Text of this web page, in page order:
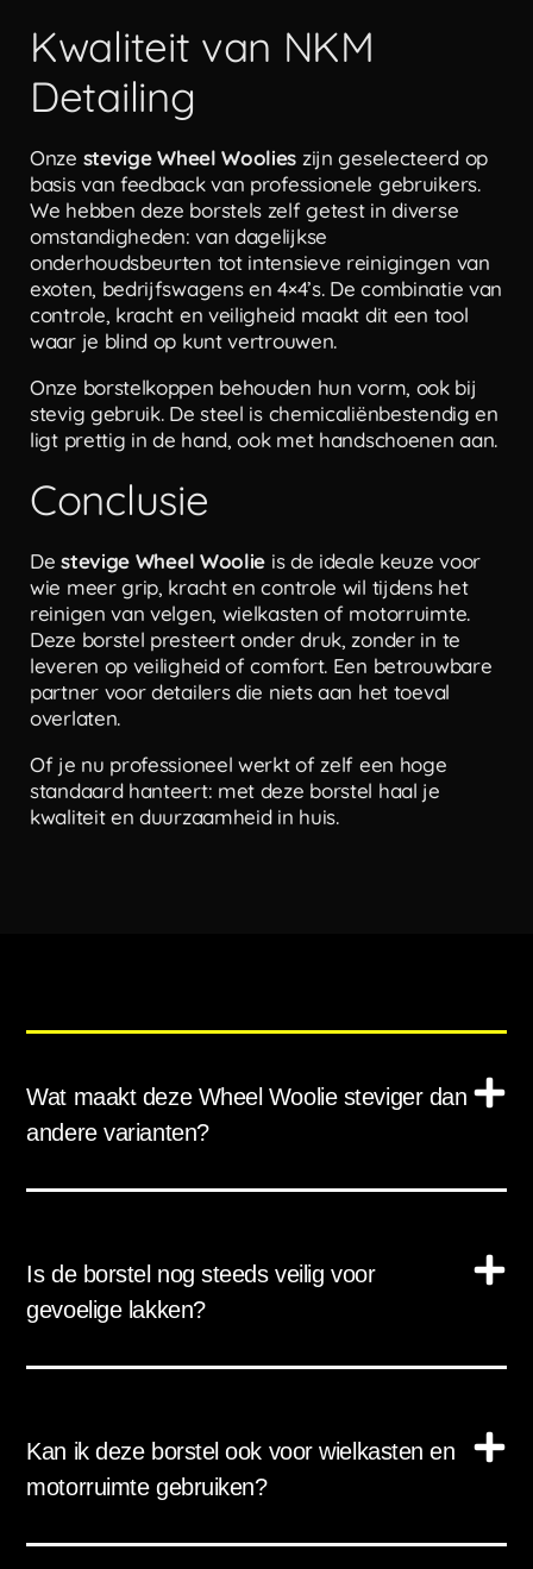
Kwaliteit van NKM
Detailing
Onze stevige Wheel Woolies zijn geselecteerd op
basis van feedback van professionele gebruikers.
We hebben deze borstels zelf getest in diverse
omstandigheden: van dagelijkse
onderhoudsbeurten tot intensieve reinigingen van
exoten, bedrijfswagens en 4×4’s. De combinatie van
controle, kracht en veiligheid maakt dit een tool
waar je blind op kunt vertrouwen.
Onze borstelkoppen behouden hun vorm, ook bij
stevig gebruik. De steel is chemicaliënbestendig en
ligt prettig in de hand, ook met handschoenen aan.
Conclusie
Destevige Wheel Woolie is de ideale keuze voor
wie meer grip, kracht en controle wil tijdens het
reinigen van velgen, wielkasten of motorruimte.
Deze borstel presteert onder druk, zonder in te
leveren op veiligheid of comfort. Een betrouwbare
partner voor detailers die niets aan het toeval
overlaten.
Of je nu professioneel werkt of zelf een hoge
standaard hanteert: met deze borstel haal je
kwaliteit en duurzaamheid in huis.
Wat maakt deze Wheel Woolie steviger dan
andere varianten?
Is de borstel nog steeds veilig voor
gevoelige lakken?
Kan ik deze borstel ook voor wielkasten en
motorruimte gebruiken?